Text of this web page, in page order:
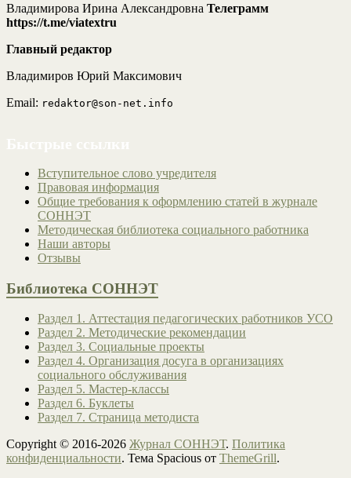
Владимирова Ирина Александровна Телеграмм
https://t.me/viatextru
Главный редактор
Владимиров Юрий Максимович
Email: redaktor@son-net.info
Вступительное слово учредителя
Правовая информация
Общие требования к оформлению статей в журнале
СОННЭТ
Методическая библиотека социального работника
Наши авторы
Отзывы
Библиотека СОННЭТ
Раздел 1. Аттестация педагогических работников УСО
Раздел 2. Методические рекомендации
Раздел 3. Социальные проекты
Раздел 4. Организация досуга в организациях
социального обслуживания
Раздел 5. Мастер-классы
Раздел 6. Буклеты
Раздел 7. Страница методиста
Copyright © 2016-2026 Журнал СОННЭТ. Политика
конфиденциальности. Тема Spacious от ThemeGrill.